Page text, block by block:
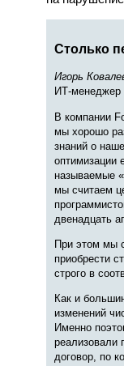
Столько
Игорь
ИТ-менеджер
В компании
мы хорошо
знаний о
оптимизации
называемые
мы считаем
двенадцать
При этом мы
приобрести
строго в
Как и
изменений
Именно
реализовали
договор, по